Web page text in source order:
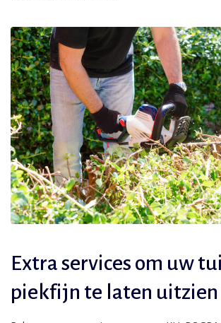
Extra services om uw
piekfijn te laten uitzien